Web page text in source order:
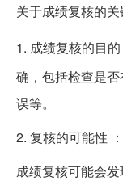
关于成绩复核的关
1. 成绩复核的目
确，包括检查是
误等。
2. 复核的可能性 ：
成绩复核可能会